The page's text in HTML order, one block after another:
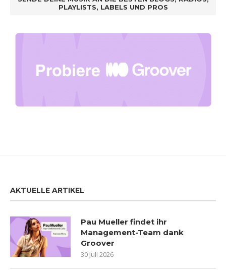
PLAYLISTS, LABELS UND PROS
AKTUELLE ARTIKEL
Pau Mueller findet ihr
Management-Team dank
Groover
30 Juli 2026